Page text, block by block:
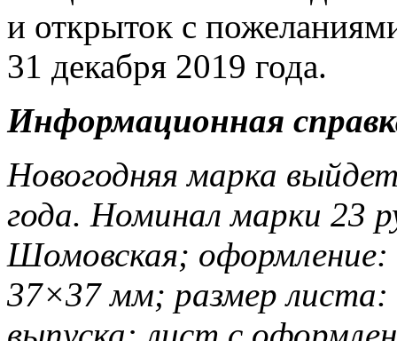
и открыток с
31 декабря 2019 года.
Информационная
Новогодняя марка
года. Номинал марки 23
Шомовская; оформление:
37×37 мм; размер